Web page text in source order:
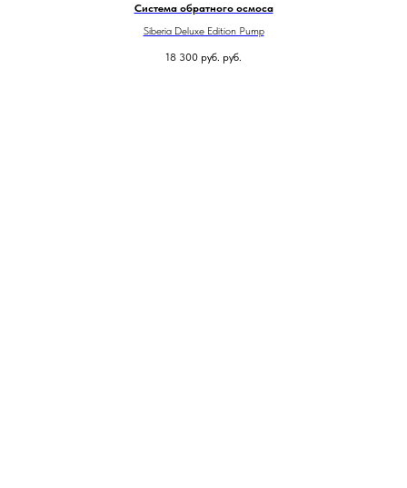
Система обратного осмоса
Siberia Deluxe Edition Pump
18 300 руб. руб.